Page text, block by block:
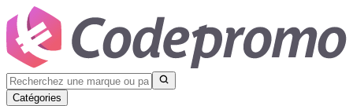
Catégories